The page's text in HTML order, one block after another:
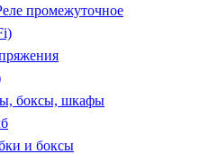
промежуточное
боксы, шкафы
и боксы